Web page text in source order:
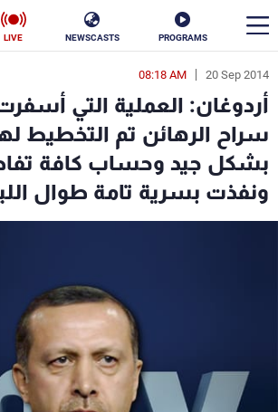
PROGRAMS
NEWSCASTS
LIVE
20 Sep 2014
08:18 AM
أردوغان: العملية التي
سراح الرهائن تم التخطيط
بشكل جيد وحساب كافة
ونفذت بسرية تامة طوال
en
الأخبار
سياسة ناس
إقتصاد فن
البرامج
جدول البرامج